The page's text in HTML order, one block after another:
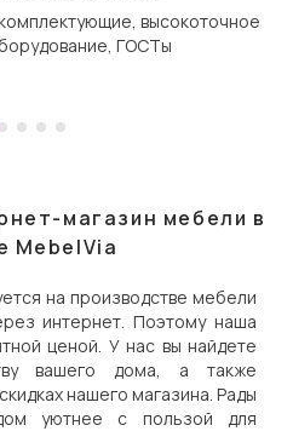
высокоточное
ГОСТы
магазин мебели в
MebelVia
на производстве мебели
интернет. Поэтому наша
ценой. У нас вы найдете
вашего дома, а также
нашего магазина. Рады
уютнее с пользой для